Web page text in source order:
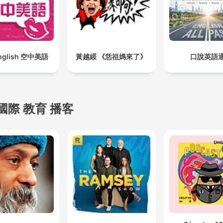
空中美語 黃越綏 《恁祖媽來了》 口說英語
際 教育 播客